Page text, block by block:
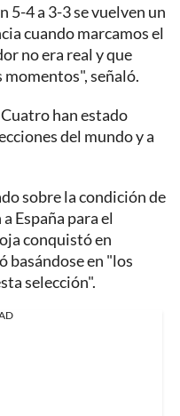
5-4 a 3-3 se vuelven un
cuando marcamos el
no era real y que
momentos", señaló.
han estado
del mundo y a
sobre la condición de
España para el
conquistó en
basándose en "los
selección".